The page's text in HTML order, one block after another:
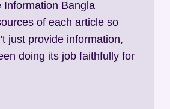
Bangla
of each article so
just provide information,
doing its job faithfully for